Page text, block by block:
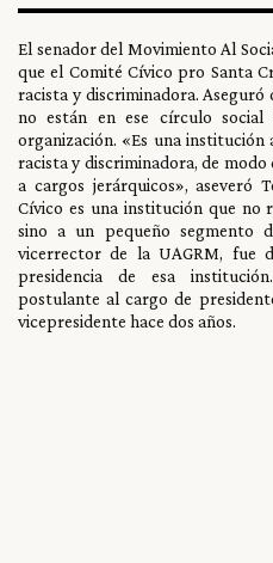
El senador del Movimiento Al
que el Comité Cívico pro Santa
racista y discriminadora. Aseguró
no están en ese círculo
organización. «Es una
racista y discriminadora, de
a cargos jerárquicos», aseveró
Cívico es una institución que no
sino a un pequeño segmento
vicerrector de la UAGRM, fue
presidencia de esa
postulante al cargo de
vicepresidente hace dos años.